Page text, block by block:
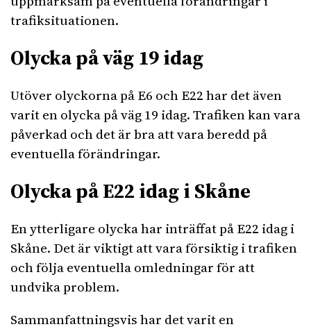
trafiksituationen.
Olycka på väg 19 idag
Utöver olyckorna på E6 och E22 har det även
varit en olycka på väg 19 idag. Trafiken kan vara
påverkad och det är bra att vara beredd på
eventuella förändringar.
Olycka på E22 idag i Skåne
En ytterligare olycka har inträffat på E22 idag i
Skåne. Det är viktigt att vara försiktig i trafiken
och följa eventuella omledningar för att
undvika problem.
Sammanfattningsvis har det varit en